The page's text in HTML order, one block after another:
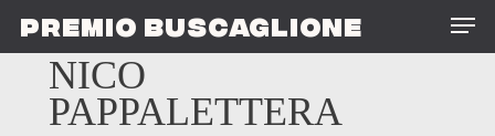
main
PREMIO BUSCAGLIONE
NICO
PAPPALETTERA